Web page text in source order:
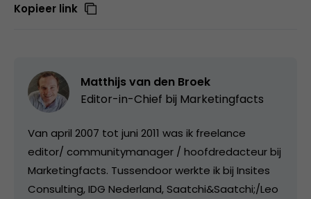
Kopieer link
Matthijs van den Broek
Editor-in-Chief bij Marketingfacts
Van april 2007 tot juni 2011 was ik freelance
editor/ communitymanager / hoofdredacteur bij
Marketingfacts. Tussendoor werkte ik bij Insites
Consulting, IDG Nederland, Saatchi&Saatchi;/Leo